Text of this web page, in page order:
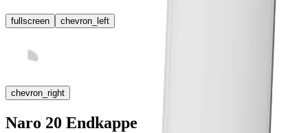
fullscreen chevron_left
chevron_right
Naro 20 Endkappe